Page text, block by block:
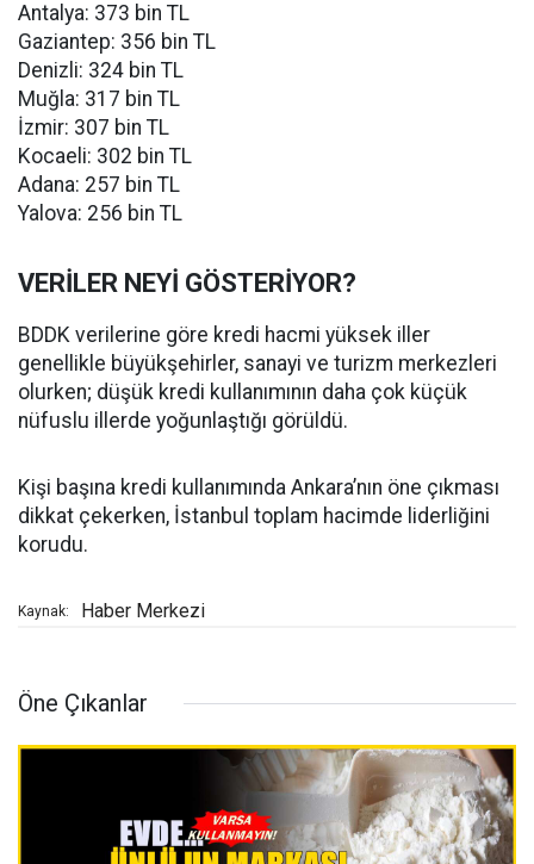
Antalya: 373 bin TL
Gaziantep: 356 bin TL
Denizli: 324 bin TL
Muğla: 317 bin TL
İzmir: 307 bin TL
Kocaeli: 302 bin TL
Adana: 257 bin TL
Yalova: 256 bin TL
VERİLER NEYİ GÖSTERİYOR?
BDDK verilerine göre kredi hacmi yüksek iller
genellikle büyükşehirler, sanayi ve turizm merkezleri
olurken; düşük kredi kullanımının daha çok küçük
nüfuslu illerde yoğunlaştığı görüldü.
Kişi başına kredi kullanımında Ankara’nın öne çıkması
dikkat çekerken, İstanbul toplam hacimde liderliğini
korudu.
Kaynak: Haber Merkezi
Öne Çıkanlar